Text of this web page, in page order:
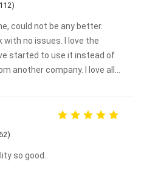
could not be any better.
with no issues. I love the
started to use it instead of
another company. I love all
so good.